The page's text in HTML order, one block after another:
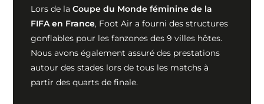
Lors de laCoupe du Monde féminine de la
FIFA en France, Foot Air a fourni des structures
gonflables pour les fanzones des 9 villes hôtes.
Nous avons également assuré des prestations
autour des stades lors de tous les matchs à
partir des quarts de finale.